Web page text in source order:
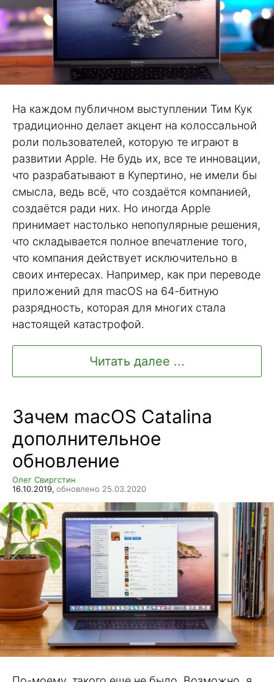
На каждом публичном выступлении Тим Кук
традиционно делает акцент на колоссальной
роли пользователей, которую те играют в
развитии Apple. Не будь их, все те инновации,
что разрабатывают в Купертино, не имели бы
смысла, ведь всё, что создаётся компанией,
создаётся ради них. Но иногда Apple
принимает настолько непопулярные решения,
что складывается полное впечатление того,
что компания действует исключительно в
своих интересах. Например, как при переводе
приложений для macOS на 64-битную
разрядность, которая для многих стала
настоящей катастрофой.
Читать далее ...
Зачем macOS Catalina
дополнительное
обновление
Олег Свиргстин
16.10.2019, обновлено 25.03.2020